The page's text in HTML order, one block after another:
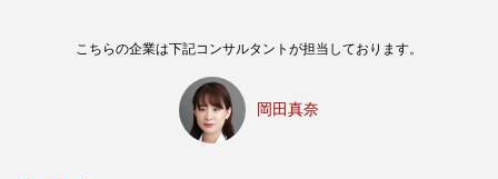
こちらの企業は下記コンサルタントが担当しております。
岡田真奈